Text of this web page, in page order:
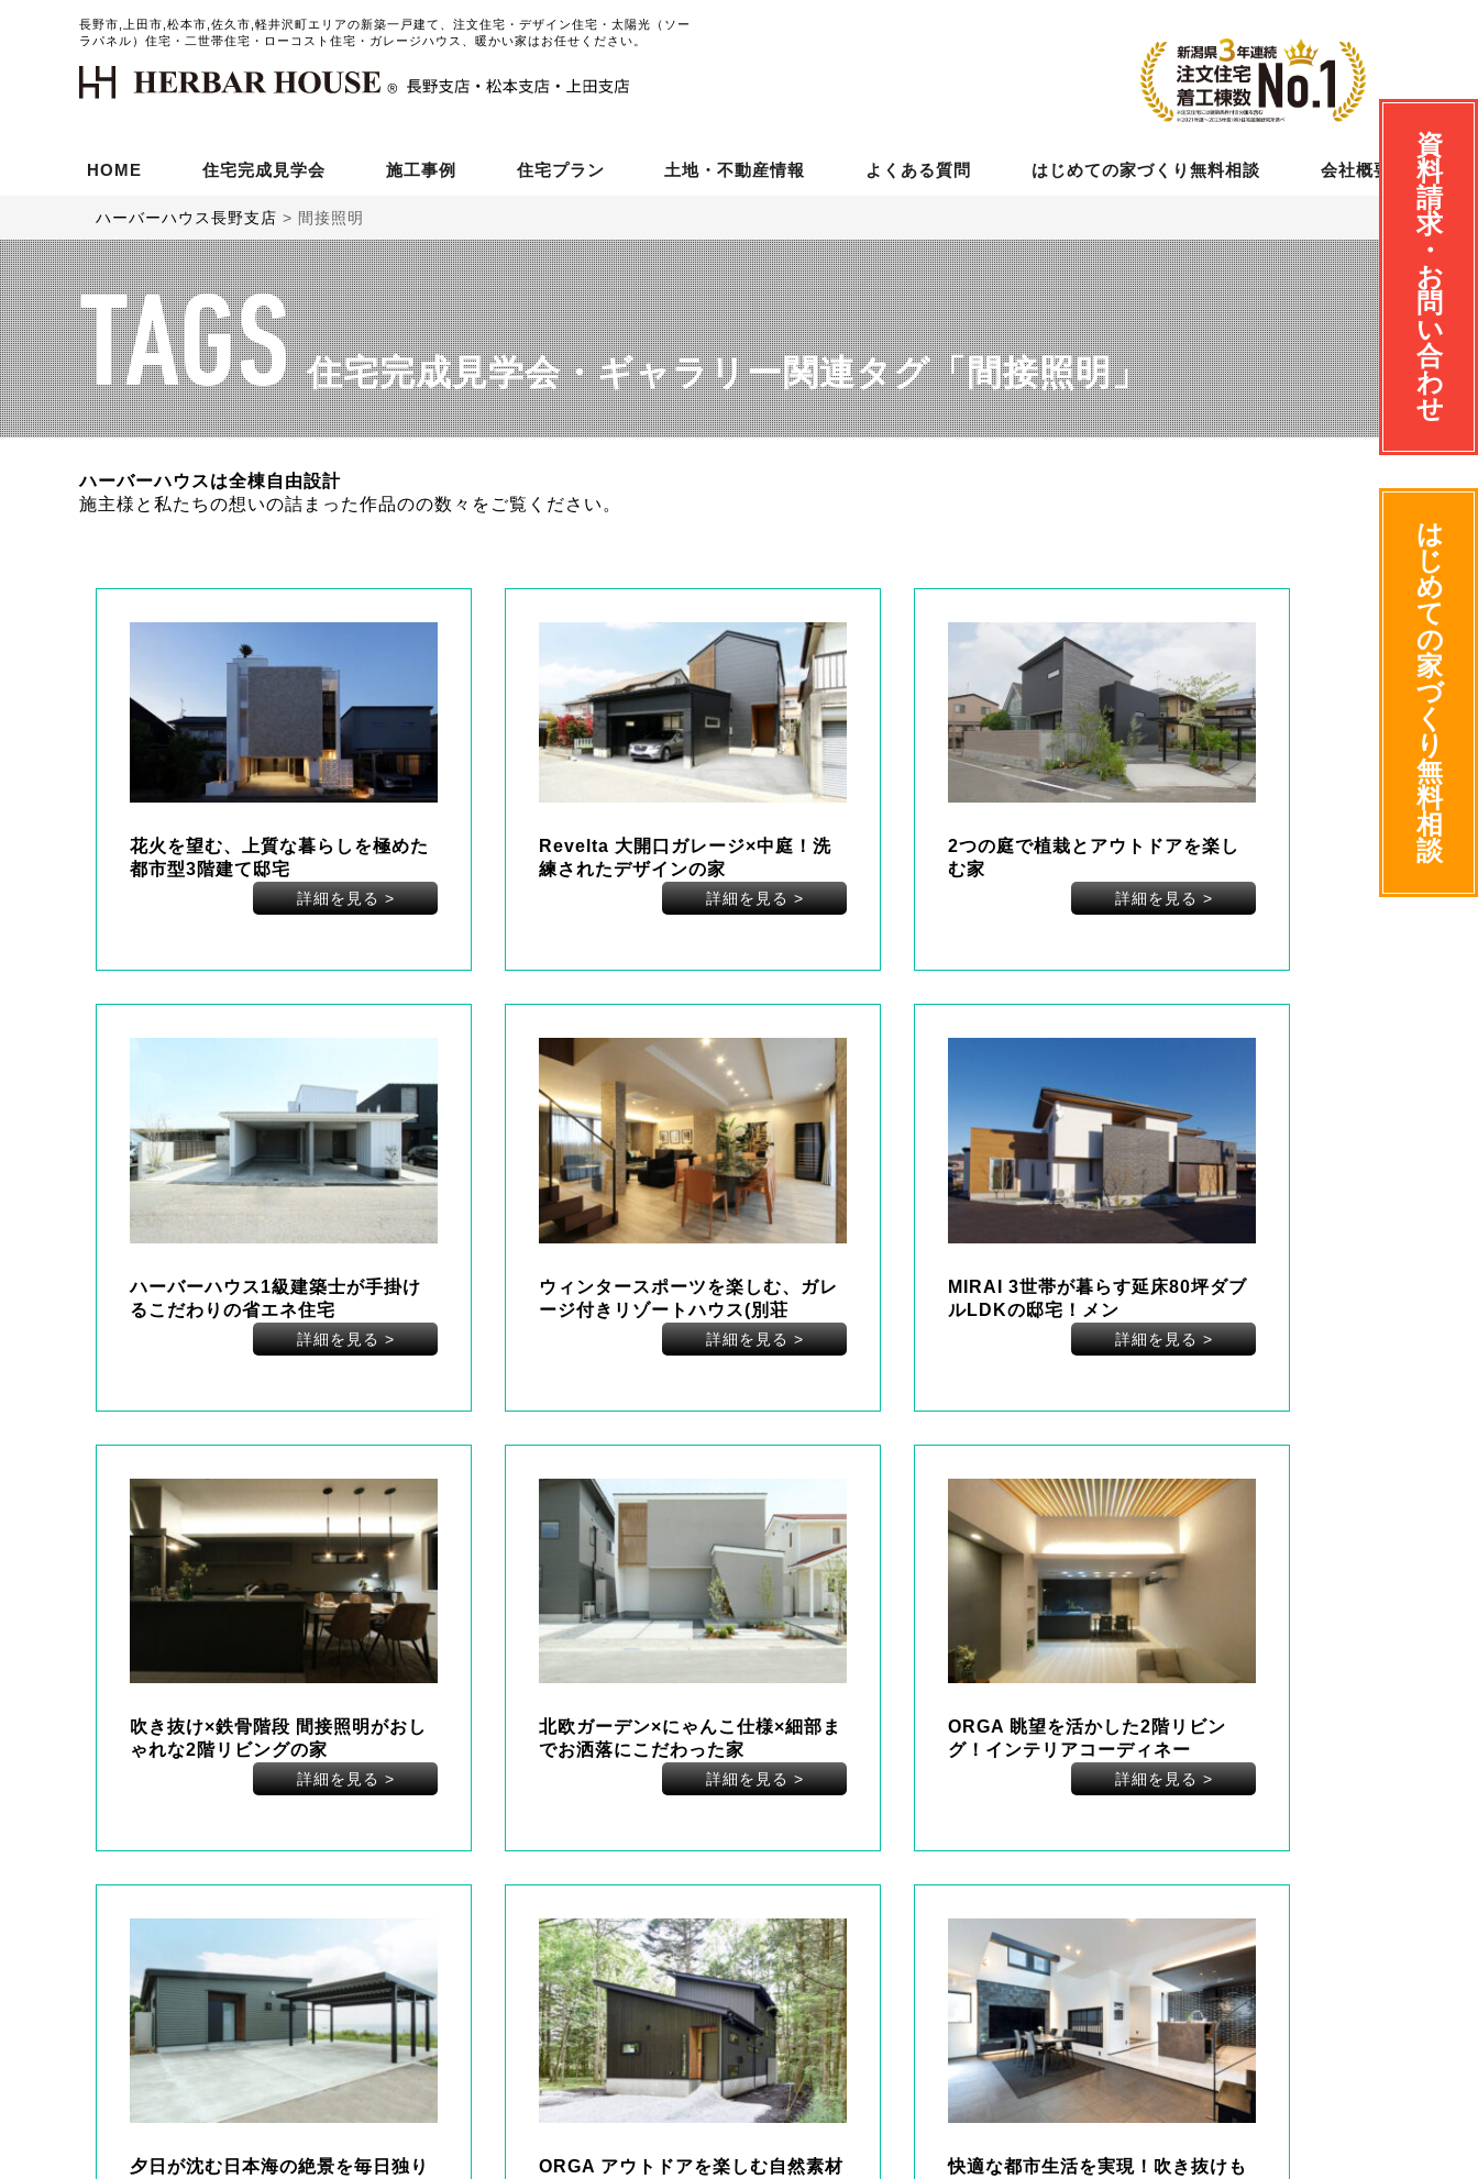
長野市,上田市,松本市,佐久市,軽井沢町エリアの新築一戸建て、注文住宅・デザイン住宅・太陽光（ソー
ラパネル）住宅・二世帯住宅・ローコスト住宅・ガレージハウス、暖かい家はお任せください。
HOME 住宅完成見学会 施工事例 住宅プラン 土地・不動産情報 よくある質問 はじめての家づくり無料相談 会社概要
ハーバーハウス長野支店 > 間接照明
TAGS 住宅完成見学会・ギャラリー関連タグ「間接照明」
ハーバーハウスは全棟自由設計
施主様と私たちの想いの詰まった作品のの数々をご覧ください。
花火を望む、上質な暮らしを極めた
都市型3階建て邸宅
詳細を見る>
Revelta 大開口ガレージ×中庭！洗
練されたデザインの家
詳細を見る>
2つの庭で植栽とアウトドアを楽し
む家
詳細を見る>
ハーバーハウス1級建築士が手掛け
るこだわりの省エネ住宅
詳細を見る>
ウィンタースポーツを楽しむ、ガレ
ージ付きリゾートハウス(別荘
詳細を見る>
MIRAI 3世帯が暮らす延床80坪ダブ
ルLDKの邸宅！メン
詳細を見る>
吹き抜け×鉄骨階段 間接照明がおし
ゃれな2階リビングの家
詳細を見る>
北欧ガーデン×にゃんこ仕様×細部ま
でお洒落にこだわった家
詳細を見る>
ORGA 眺望を活かした2階リビン
グ！インテリアコーディネー
詳細を見る>
夕日が沈む日本海の絶景を毎日独り
ORGA アウトドアを楽しむ自然素材
快適な都市生活を実現！吹き抜けも
資
料
請
求
・
お
問
い
合
わ
せ
は
じ
め
て
の
家
づ
く
り
無
料
相
談